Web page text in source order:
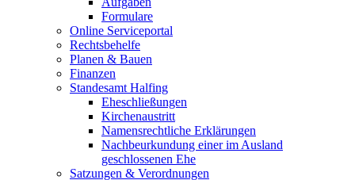
Formulare
Online Serviceportal
Rechtsbehelfe
Planen & Bauen
Finanzen
Standesamt Halfing
Eheschließungen
Kirchenaustritt
Namensrechtliche Erklärungen
Nachbeurkundung einer im Ausland
geschlossenen Ehe
Satzungen & Verordnungen